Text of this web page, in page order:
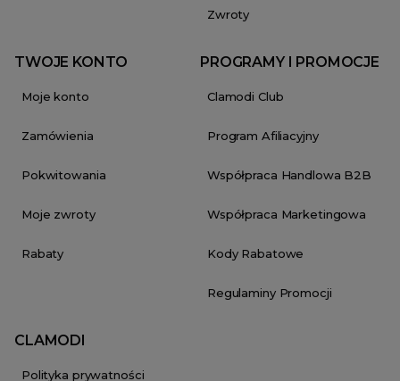
Zwroty
TWOJE KONTO
Moje konto
Zamówienia
Pokwitowania
Moje zwroty
Rabaty
PROGRAMY I PROMOCJE
Clamodi Club
Program Afiliacyjny
Współpraca Handlowa B2B
Współpraca Marketingowa
Kody Rabatowe
Regulaminy Promocji
CLAMODI
Polityka prywatności